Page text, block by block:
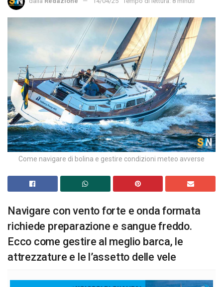
Come navigare di bolina e gestire condizioni meteo avverse
Navigare con vento forte e onda formata
richiede preparazione e sangue freddo.
Ecco come gestire al meglio barca, le
attrezzature e le l’assetto delle vele